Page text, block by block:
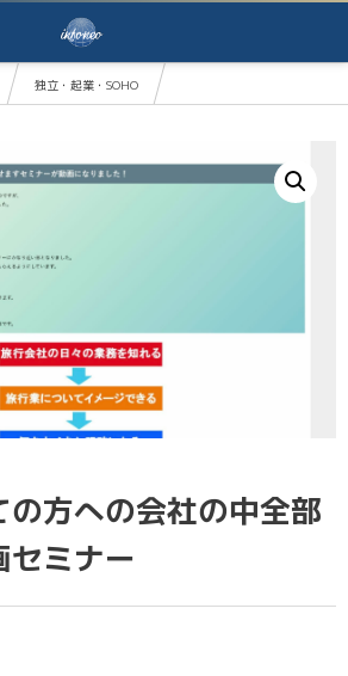
独立・起業・SOHO
方への会社の中全部
セミナー